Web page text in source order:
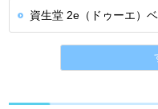
資生堂 2e（ドゥーエ）